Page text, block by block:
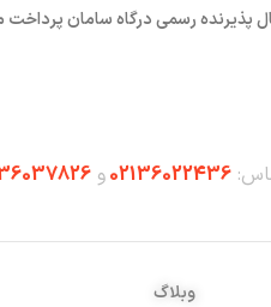
پذیرنده رسمی درگاه سامان پرداخت می
02136022436و
وبلاگ